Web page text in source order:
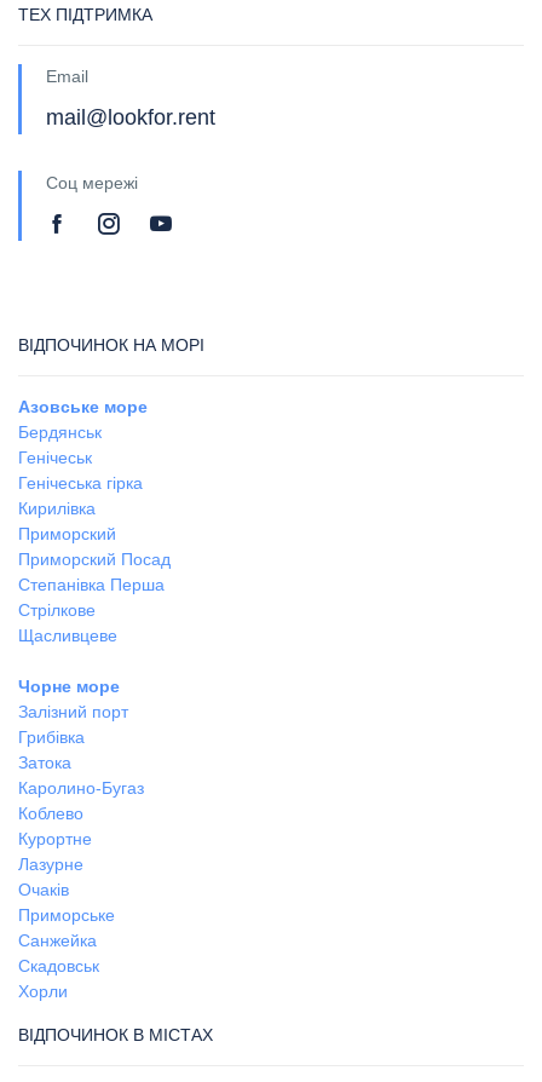
ТЕХ ПІДТРИМКА
Email
mail@lookfor.rent
Соц мережі
ВІДПОЧИНОК НА МОРІ
Азовське море
Бердянськ
Генічеськ
Генічеська гірка
Кирилівка
Приморский
Приморский Посад
Степанівка Перша
Стрілкове
Щасливцеве
Чорне море
Залізний порт
Грибівка
Затока
Каролино-Бугаз
Коблево
Курортне
Лазурне
Очаків
Приморське
Санжейка
Скадовськ
Хорли
ВІДПОЧИНОК В МІСТАХ